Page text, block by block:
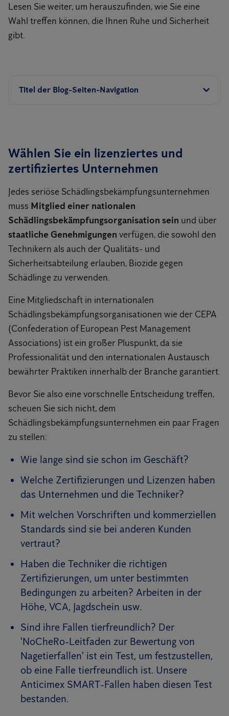
Lesen Sie weiter, um herauszufinden, wie Sie eine
Wahl treffen können, die Ihnen Ruhe und Sicherheit
gibt.
Titel der Blog-Seiten-Navigation
Wählen Sie ein lizenziertes und
zertifiziertes Unternehmen
Jedes seriöse Schädlingsbekämpfungsunternehmen
muss Mitglied einer nationalen
Schädlingsbekämpfungsorganisation sein und über
staatliche Genehmigungen verfügen, die sowohl den
Technikern als auch der Qualitäts- und
Sicherheitsabteilung erlauben, Biozide gegen
Schädlinge zu verwenden.
Eine Mitgliedschaft in internationalen
Schädlingsbekämpfungsorganisationen wie der CEPA
(Confederation of European Pest Management
Associations) ist ein großer Pluspunkt, da sie
Professionalität und den internationalen Austausch
bewährter Praktiken innerhalb der Branche garantiert.
Bevor Sie also eine vorschnelle Entscheidung treffen,
scheuen Sie sich nicht, dem
Schädlingsbekämpfungsunternehmen ein paar Fragen
zu stellen:
Wie lange sind sie schon im Geschäft?
Welche Zertifizierungen und Lizenzen haben
das Unternehmen und die Techniker?
Mit welchen Vorschriften und kommerziellen
Standards sind sie bei anderen Kunden
vertraut?
Haben die Techniker die richtigen
Zertifizierungen, um unter bestimmten
Bedingungen zu arbeiten? Arbeiten in der
Höhe, VCA, Jagdschein usw.
Sind ihre Fallen tierfreundlich? Der
'NoCheRo-Leitfaden zur Bewertung von
Nagetierfallen' ist ein Test, um festzustellen,
ob eine Falle tierfreundlich ist. Unsere
Anticimex SMART-Fallen haben diesen Test
bestanden.